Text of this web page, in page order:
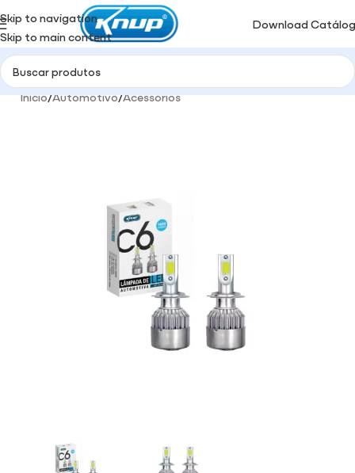
Skip to navigation
Skip to main content
Download
Início/Automotivo/Acessórios